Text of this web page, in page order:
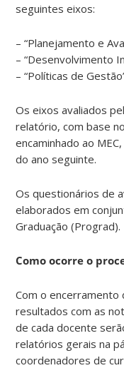
seguintes eixos:
– “Planejamento e
– “Desenvolvimento
– “Políticas de
Os eixos avaliados
relatório, com base
encaminhado ao
do ano seguinte.
Os questionários de
elaborados em
Graduação (Prograd).
Como ocorre o
Com o
resultados com as
de cada docente
relatórios gerais na
coordenadores de